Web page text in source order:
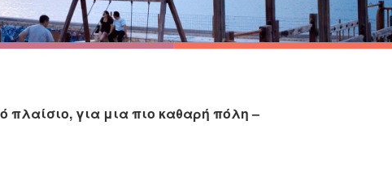
πλαίσιο, για μια πιο καθαρή πόλη –